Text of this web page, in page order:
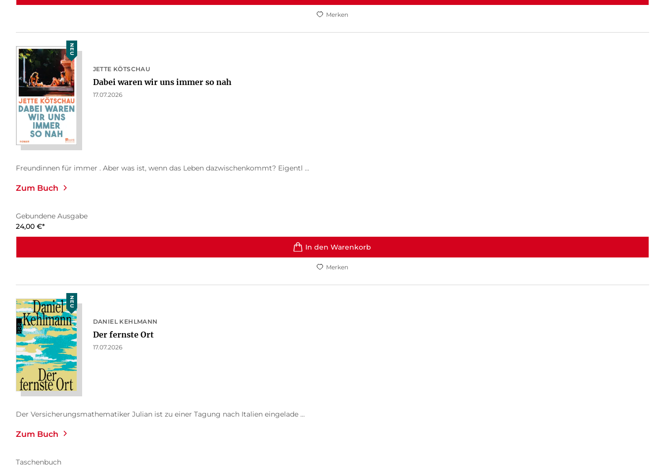
Merken
NEU
JETTE KÖTSCHAU
Dabei waren wir uns immer so nah
17.07.2026
Freundinnen für immer . Aber was ist, wenn das Leben dazwischenkommt? Eigentl ...
Zum Buch
Gebundene Ausgabe
24,00 €*
In den Warenkorb
Merken
NEU
DANIEL KEHLMANN
Der fernste Ort
17.07.2026
Der Versicherungsmathematiker Julian ist zu einer Tagung nach Italien eingelade ...
Zum Buch
Taschenbuch